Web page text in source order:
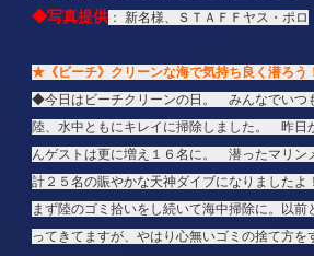
◆写真提供： 新名様、ＳＴＡＦＦヤス・ポロ
★《ビーチ》クリーンな海で気持ち良く潜ろ
◆今日はビーチクリーンの日。 みんなでいつ
陸、水中ともにキレイに掃除しました。 昨日
んゲストは更に増え１６名に。 潜ったマリン
計２５名の賑やかな天神ダイブになりました
まず陸のゴミ拾いをし続いて海中掃除に。以前
ってきてますが、やはり心無いゴミの捨て方